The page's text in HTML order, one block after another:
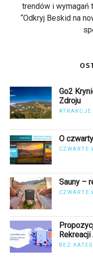
trendów i wymagań
“Odkryj Beskid na
Go2
Zdroju
ATRAKCJE
O
CZWARTE
Sauny –
CZWARTE
Rekreacji
BEZ